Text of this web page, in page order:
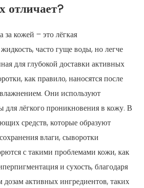
отличает?
за кожей – это лёгкая
часто гуще воды, но легче
для глубокой доставки активных
как правило, наносятся после
Они используют
для лёгкого проникновения в кожу. В
средств, которые образуют
влаги, сыворотки
с такими проблемами кожи, как
и сухость, благодаря
активных ингредиентов, таких